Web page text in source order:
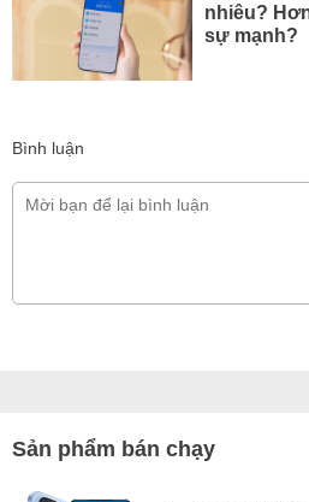
nhiêu?
sự mạnh?
Bình luận
Sản phẩm bán chạy